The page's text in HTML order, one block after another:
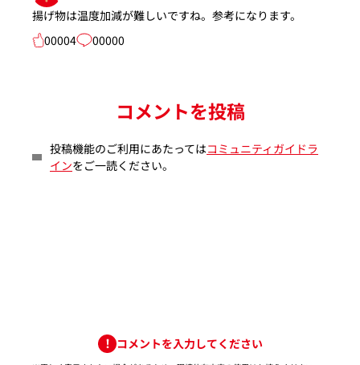
揚げ物は温度加減が難しいですね。参考になります。
00004
00000
コメントを投稿
投稿機能のご利用にあたってはコミュニティガイドラ
インをご一読ください。
コメントを入力してください